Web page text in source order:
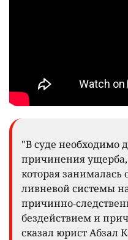
"В суде необходимо
причинения
которая
ливневой системы
причинно-
бездействием и
сказал юрист Абзал